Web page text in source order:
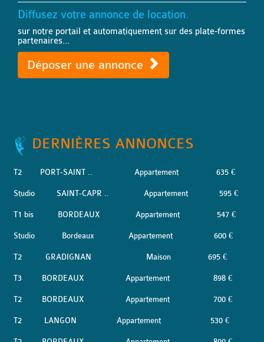
Diffusez votre annonce de location.
sur notre portail et automatiquement sur des plate-formes
partenaires...
Déposer une annonce
DERNIÈRES ANNONCES
T2 PORT-SAINT .. Appartement 635 €
Studio SAINT-CAPR .. Appartement 595 €
T1 bis BORDEAUX Appartement 547 €
Studio Bordeaux Appartement 600 €
T2 GRADIGNAN Maison 695 €
T3 BORDEAUX Appartement 898 €
T2 BORDEAUX Appartement 700 €
T2 LANGON Appartement 530 €